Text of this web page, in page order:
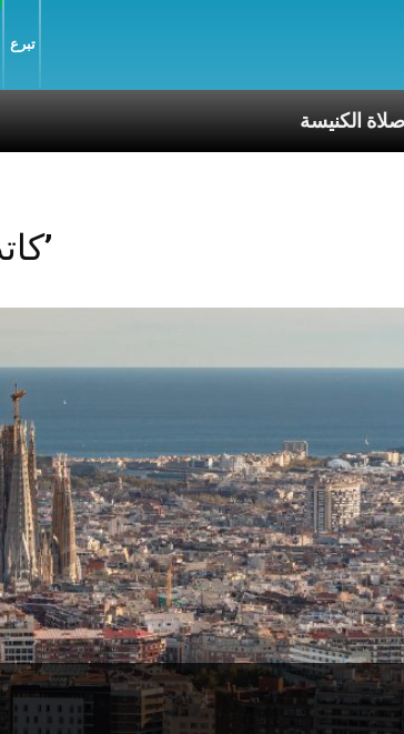
تبرع
Posts Tagged ‘كاتدرائية أولم’